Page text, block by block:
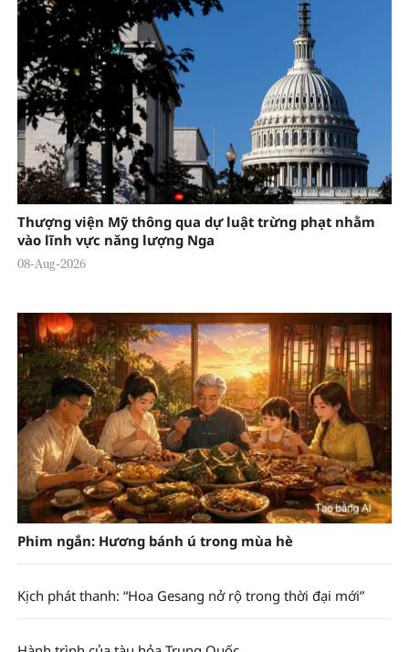
Thượng viện Mỹ thông qua dự luật trừng phạt nhằm
vào lĩnh vực năng lượng Nga
08-Aug-2026
Phim ngắn: Hương bánh ú trong mùa hè
Kịch phát thanh: “Hoa Gesang nở rộ trong thời đại mới”